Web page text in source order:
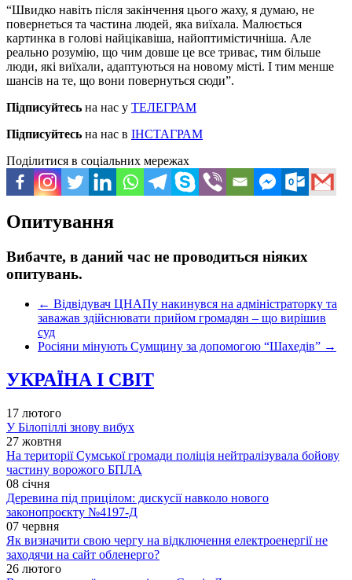
“Швидко навіть після закінчення цього жаху, я думаю, не
повернеться та частина людей, яка виїхала. Малюється
картинка в голові найцікавіша, найоптимістичніша. Але
реально розумію, що чим довше це все триває, тим більше
люди, які виїхали, адаптуються на новому місті. І тим менше
шансів на те, що вони повернуться сюди”.
Підписуйтесь на нас у ТЕЛЕГРАМ
Підписуйтесь на нас в ІНСТАГРАМ
Поділитися в соціальних мережах
Опитування
Вибачте, в даний час не проводиться ніяких
опитувань.
← Відвідувач ЦНАПу накинувся на адміністраторку та
заважав здійснювати прийом громадян – що вирішив
суд
Росіяни мінують Сумщину за допомогою “Шахедів” →
УКРАЇНА І СВІТ
17 лютого
У Білопіллі знову вибух
27 жовтня
На території Сумської громади поліція нейтралізувала бойову
частину ворожого БПЛА
08 січня
Деревина під прицілом: дискусії навколо нового
законопроєкту №4197-Д
07 червня
Як визначити свою чергу на відключення електроенергії не
заходячи на сайт обленерго?
26 лютого